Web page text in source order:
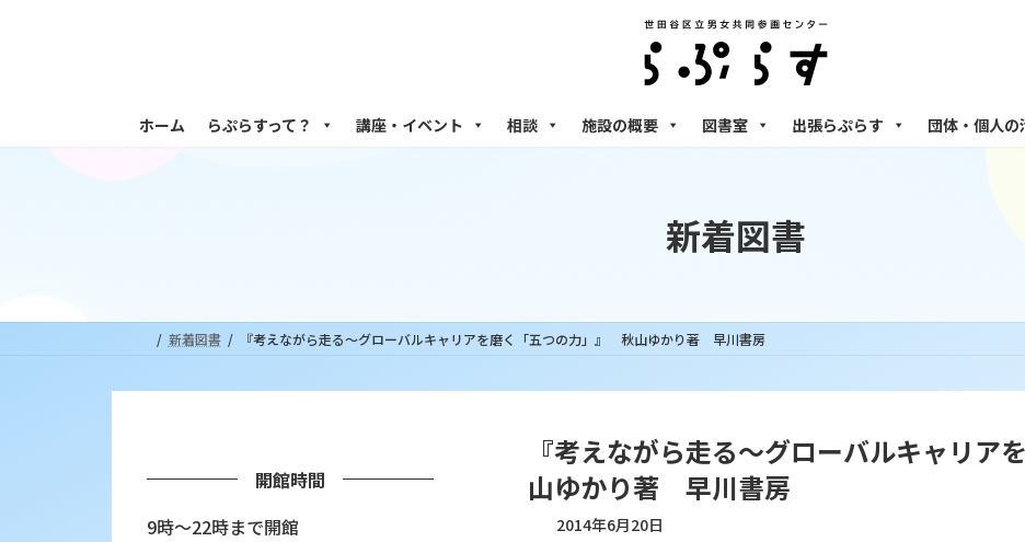
へ
ョ
ホーム らぷらすって？ 講座・イベント 相談 施設の概要 図書室 出張らぷらす 団体・個人の
新着図書
新着図書 『考えながら走る～グローバルキャリアを磨く「五つの力」』 秋山ゆかり著 早川書房
『考えながら走る～グローバルキャリ
山ゆかり著 早川書房
2014年6月20日
開館時間
9時～22時まで開館